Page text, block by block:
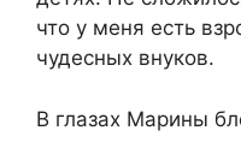
что у меня есть
чудесных внуков.
В глазах Марины